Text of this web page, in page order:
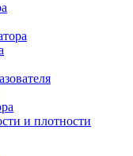
и плотности